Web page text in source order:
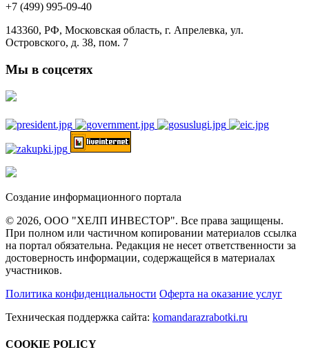
+7 (499) 995-09-40
143360, РФ, Московская область, г. Апрелевка, ул.
Островского, д. 38, пом. 7
Мы в соцсетях
Создание информационного портала
© 2026, ООО "ХЕЛП ИНВЕСТОР". Все права защищены.
При полном или частичном копировании материалов ссылка
на портал обязательна. Редакция не несет ответственности за
достоверность информации, содержащейся в материалах
участников.
Политика конфиденциальности Оферта на оказание услуг
Техническая поддержка сайта: komandarazrabotki.ru
COOKIE POLICY